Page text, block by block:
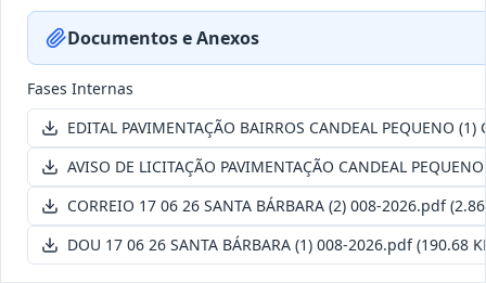
017/2026
Dispensa
Objeto: Contratação De Empresa
Especializada Em Fornecimento
Situação: Concluída
016/2026
Dispensa
Objeto: Contratação De Empresa
Especializada Na Manutenção C...
Situação: Concluída Data :31/07/2026 Ver detalhes
Documentos e Anexos
Fases Internas
EDITAL PAVIMENTAÇÃO BAIRROS CANDEAL PEQUENO
AVISO DE LICITAÇÃO PAVIMENTAÇÃO CANDEAL
CORREIO 17 06 26 SANTA BÁRBARA (2) 008-2026.pdf
DOU 17 06 26 SANTA BÁRBARA (1) 008-2026.pdf(190.68